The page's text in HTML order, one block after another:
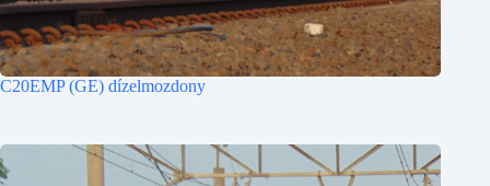
C20EMP (GE) dízelmozdony